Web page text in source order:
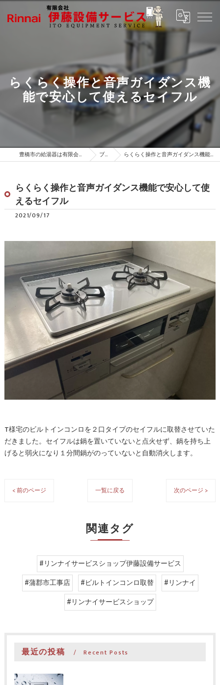
らくらく操作と音声ガイダンス機
能で安心して使えるセイフル
豊橋市の給湯器は有限会社伊藤設備サービス ブログ らくらく操作と音声ガイダンス機能で安心して使えるセイフル
らくらく操作と音声ガイダンス機能で安心して使
えるセイフル
2021/09/17
T様宅のビルトインコンロを２口タイプのセイフルに取替させていた
だきました。セイフルは鍋を置いていないと点火せず、鍋を持ち上
げると弱火になり１分間鍋がのっていないと自動消火します。
< 前のページ 一覧に戻る 次のページ >
関連タグ
#リンナイサービスショップ伊藤設備サービス
#蒲郡市工事店
#ビルトインコンロ取替
#リンナイ
#リンナイサービスショップ
最近の投稿 Recent Posts